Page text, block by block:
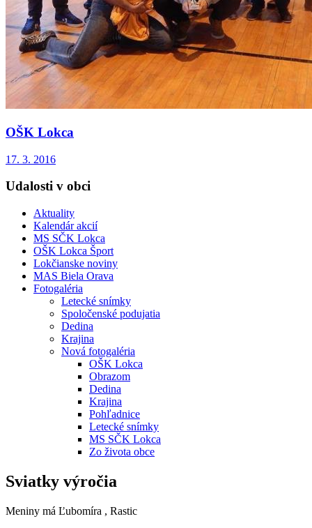
OŠK Lokca
17. 3. 2016
Udalosti v obci
Aktuality
Kalendár akcií
MS SČK Lokca
OŠK Lokca Šport
Lokčianske noviny
MAS Biela Orava
Fotogaléria
Letecké snímky
Spoločenské podujatia
Dedina
Krajina
Nová fotogaléria
OŠK Lokca
Obrazom
Dedina
Krajina
Pohľadnice
Letecké snímky
MS SČK Lokca
Zo života obce
Sviatky výročia
Meniny má Ľubomíra , Rastic